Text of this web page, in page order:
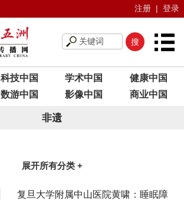
注册 | 登录
科技中国 学术中国
健康中国
数游中国 影像中国 商业中国
非遗
展开所有分类 +
复旦大学附属中山医院黄啸：睡眠障